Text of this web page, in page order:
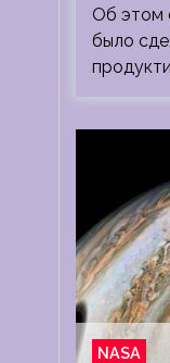
Об этом
было
NASA